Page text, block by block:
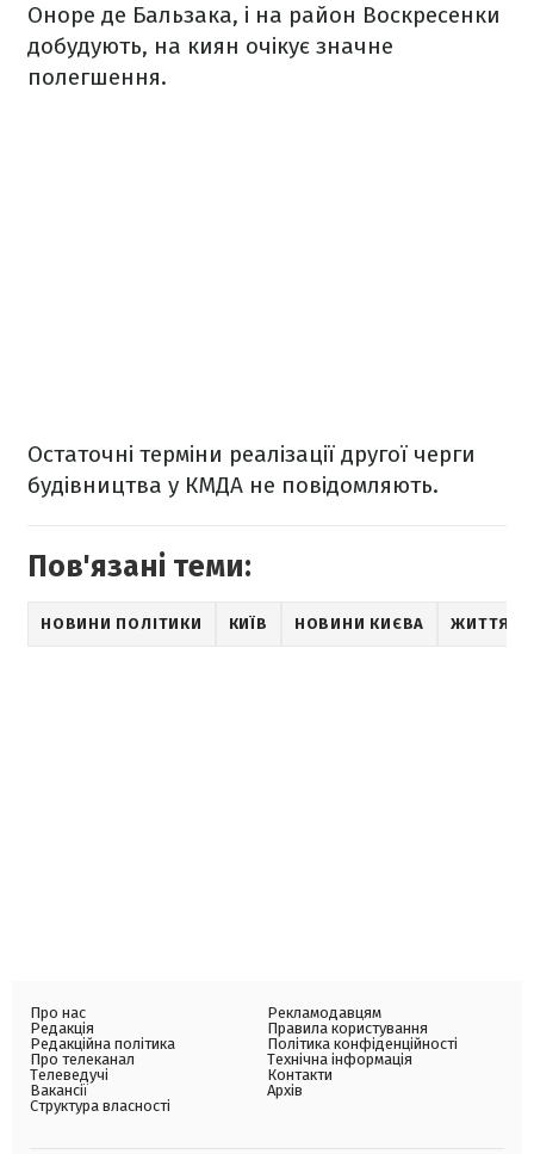
Оноре де Бальзака, і на район Воскресенки
добудують, на киян очікує значне
полегшення.
Остаточні терміни реалізації другої черги
будівництва у КМДА не повідомляють.
Пов'язані теми:
НОВИНИ ПОЛІТИКИ КИЇВ НОВИНИ КИЄВА ЖИТТЯ
Про нас
Редакція
Редакційна політика
Про телеканал
Телеведучі
Вакансії
Структура власності
Рекламодавцям
Правила користування
Політика конфіденційності
Технічна інформація
Контакти
Архів